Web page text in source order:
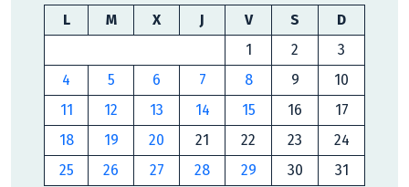
L M X J V S
D
1
2
3
4
5 6 7 8 9
10
11
12 13 14 15 16
17
18
19 20 21 22 23
24
25
26 27 28 29 30 31